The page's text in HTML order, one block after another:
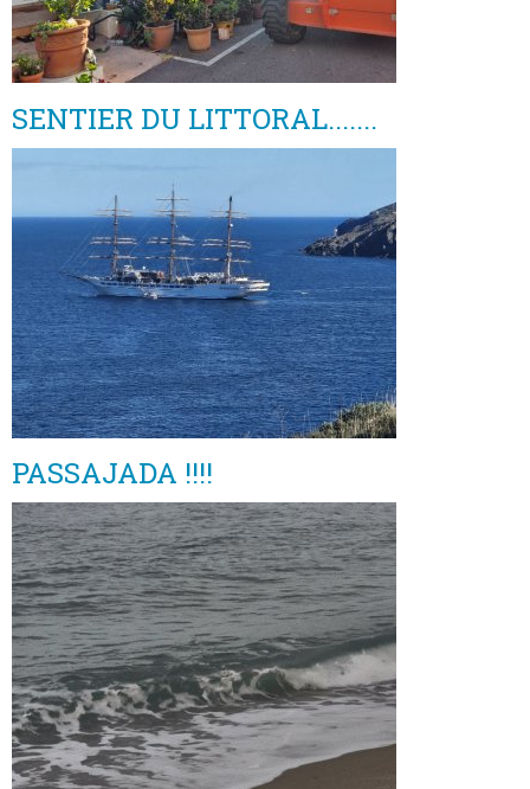
SENTIER DU LITTORAL.......
PASSAJADA !!!!